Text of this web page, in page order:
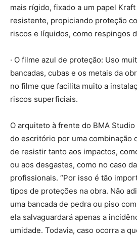
mais rígido, fixado a um papel
resistente, propiciando proteção
riscos e líquidos, como respingos
· O filme azul de proteção: Uso
bancadas, cubas e os metais da
no filme que facilita muito a
riscos superficiais.
O arquiteto à frente do BMA
do escritório por uma combinação
de resistir tanto aos impactos,
ou aos desgastes, como no caso
profissionais. “Por isso é tão
tipos de proteções na obra. Não
uma bancada de pedra ou piso
ela salvaguardará apenas a
umidade. Todavia, caso ocorra a